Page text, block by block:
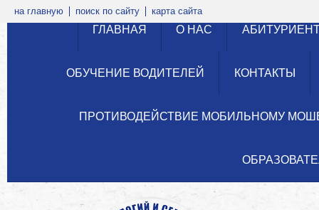
на главную поиск по сайту карта сайта
ГЛАВНАЯ О НАС
ОБУЧЕНИЕ ВОДИТЕЛЕЙ КОНТАКТЫ
ПРОТИВОДЕЙСТВИЕ МОБИЛЬНОМУ